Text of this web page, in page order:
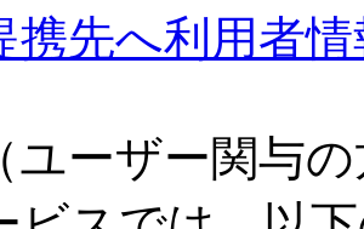
携先へ利用者
ユーザー関与